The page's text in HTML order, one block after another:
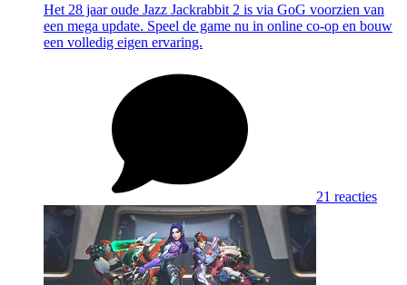
Het 28 jaar oude Jazz Jackrabbit 2 is via GoG voorzien van
een mega update. Speel de game nu in online co-op en bouw
een volledig eigen ervaring.
21 reacties